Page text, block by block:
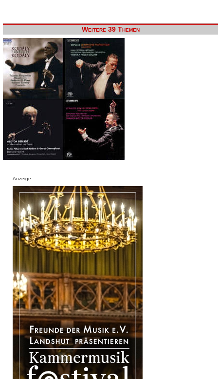
Weitere 39 Themen
Anzeige